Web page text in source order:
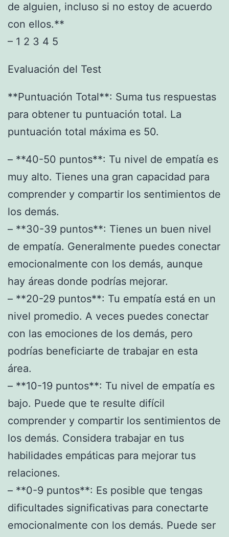
de alguien, incluso si no estoy de acuerdo
con ellos.**
– 1 2 3 4 5
Evaluación del Test
**Puntuación Total**: Suma tus respuestas
para obtener tu puntuación total. La
puntuación total máxima es 50.
– **40-50 puntos**: Tu nivel de empatía es
muy alto. Tienes una gran capacidad para
comprender y compartir los sentimientos de
los demás.
– **30-39 puntos**: Tienes un buen nivel
de empatía. Generalmente puedes conectar
emocionalmente con los demás, aunque
hay áreas donde podrías mejorar.
– **20-29 puntos**: Tu empatía está en un
nivel promedio. A veces puedes conectar
con las emociones de los demás, pero
podrías beneficiarte de trabajar en esta
área.
– **10-19 puntos**: Tu nivel de empatía es
bajo. Puede que te resulte difícil
comprender y compartir los sentimientos de
los demás. Considera trabajar en tus
habilidades empáticas para mejorar tus
relaciones.
– **0-9 puntos**: Es posible que tengas
dificultades significativas para conectarte
emocionalmente con los demás. Puede ser